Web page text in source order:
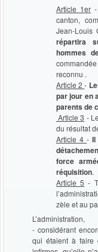
Article 1er
canton,
Jean-Louis
répartira
hommes
reconnu .
Article 2-
par jour en
parents de
Article 3 -
du résultat
Article 4-Il
force
réquisition.
Article 5 -
zèle et au
L’administration,
- considérant
qui étaient à faire